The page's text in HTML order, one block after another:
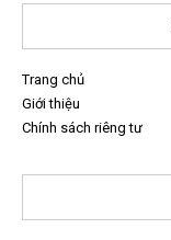
Trang chủ
Giới thiệu
Chính sách riêng tư